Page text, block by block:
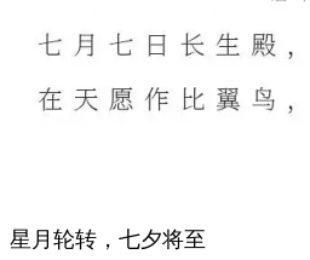
星月轮转，七夕将至